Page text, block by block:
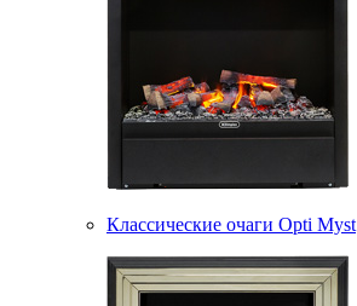
Классические очаги Opti Myst